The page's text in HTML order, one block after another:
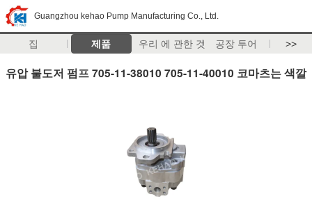
Guangzhou kehao Pump Manufacturing Co., Ltd.
집 제품 우리 에 관한 것 공장 투어 >>
유압 불도저 펌프 705-11-38010 705-11-40010 코마츠는 색깔